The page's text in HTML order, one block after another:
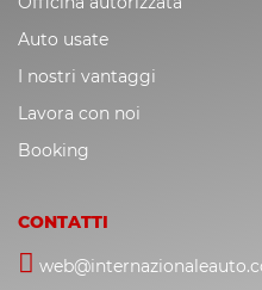
Auto usate
I nostri vantaggi
Lavora con noi
Booking
CONTATTI